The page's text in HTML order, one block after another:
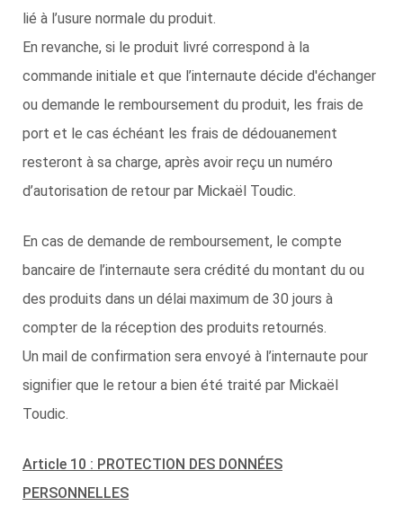
lié à l’usure normale du produit.
En revanche, si le produit livré correspond à la
commande initiale et que l’internaute décide d'échanger
ou demande le remboursement du produit, les frais de
port et le cas échéant les frais de dédouanement
resteront à sa charge, après avoir reçu un numéro
d’autorisation de retour par Mickaël Toudic.
En cas de demande de remboursement, le compte
bancaire de l’internaute sera crédité du montant du ou
des produits dans un délai maximum de 30 jours à
compter de la réception des produits retournés.
Un mail de confirmation sera envoyé à l’internaute pour
signifier que le retour a bien été traité par Mickaël
Toudic.
Article 10 : PROTECTION DES DONNÉES
PERSONNELLES